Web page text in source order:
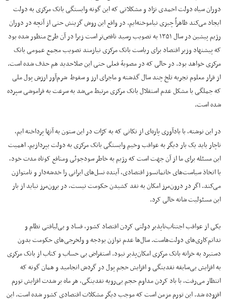
دوران سیاه دولت احمدی نژاد و مشکلاتی که این گونه وابستگی بانک مرکزی به دولت
ایجاد می‌کند ظاهراً چیزی نیاموخته‌ایم. در واقع این روش گزینش حتی از آنچه در دوران
رژیم پیشین در سال ۱۳۵۱ به تصویب رسید ناقص‌تر است زیرا در آن طرح منظور شده بود
که پیشنهاد وزیر اقتصاد برای ریاست بانک مرکزی نیازمند تصویب مجمع عمومی بانک
مرکزی خواهد بود. در حالی که در مصوبهّ فعلی حتی این صلاحدید هم حذف شده است.
از قرار معلوم تجربه تلخ چند سال گذشته و ماجرای ارز و سقوط شرم‌آور ارزش پول ملی
که جملگی با مشکل عدم استقلال بانک مرکزی مرتبط می‌شد به سرعت به فراموشی سپرده
شده است.
در این نوشته، با یاد‌آوری پاره‌ای از نکاتی که به کرّات در این ستون به آنها پرداخته ایم،
ناچار باید یک بار دیگر به عواقب وخیم وابستگی بانک مرکزی به دولت بپردازیم. اهمیت
این مسئله برای ما از آن جهت است که رژیم به خاطر سودجوئی ومنافع کوتاه مدت خود،
با اتخاذ سیاست‌های خانمانسوز اقتصادی، آینده نسل‌های ایرانی را خدشه‌دار و نامتوازن
می‌کند. اگر در درون‌مرز امکان به نقد کشیدن حکومت نیست، در برون‌مرز نباید از بار
این مسئولیت شانه خالی کرد.
یکی از عواقب اجتناب‌ناپذیر دولتی کردن اقتصاد کشور، فساد و بی‌لیاقتی نظام و
ندانم‌کاری‌های دولت‌هاست. سال‌ها عدم توازن بودجه و ولخرجی‌های حکومت بدون
دستبرد به خزانه بانک مرکزی امکان‌پذیر نبود. استقراض بی حساب و کتاب از بانک مرکزی
به افزایش بی‌سابقه نقدینگی و افزایش حجم پول در گردش انجامید و همان گونه که
انتظار می‌رفت، با باد کردن مداوم حجم بی‌رویه نقدینگی، هر ماه بر شدت افزایش تورم
افزوده شد. این تورم مزمن است که موجب دیگر مشکلات اقتصادی کشور شده است. این